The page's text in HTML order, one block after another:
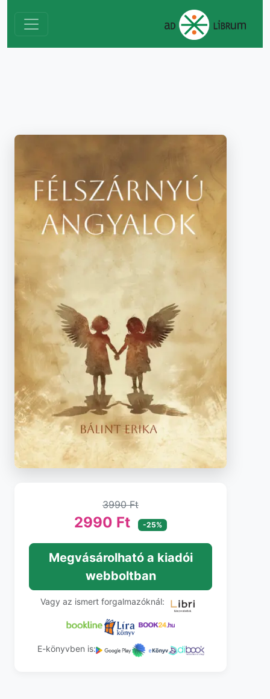
3990 Ft
2990 Ft -25%
Megvásárolható a kiadói
webboltban
Vagy az ismert forgalmazóknál:
E-könyvben is: